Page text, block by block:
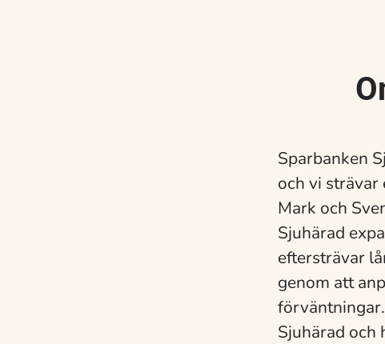
Sparbanken
och vi strävar
Mark och
Sjuhärad
eftersträvar
genom att
Sjuhärad och